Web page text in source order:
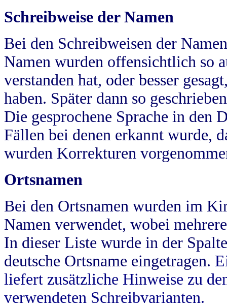
Schreibweise der Namen
Bei den Schreibweisen der
Namen wurden offensichtlich so
verstanden hat, oder besser
haben. Später dann so
Die gesprochene Sprache in
Fällen bei denen erkannt wurde,
wurden Korrekturen
Ortsnamen
Bei den Ortsnamen wurden im
Namen verwendet, wobei
In dieser Liste wurde in der
deutsche Ortsname eingetragen.
liefert zusätzliche Hinweise zu
verwendeten Schreibvarianten.